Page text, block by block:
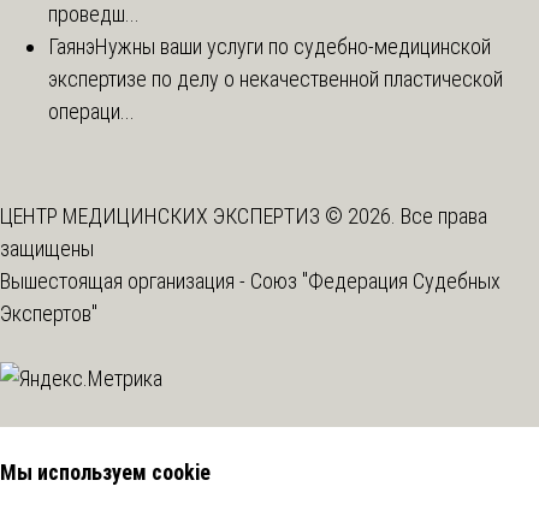
проведш...
ГаянэНужны ваши услуги по судебно-медицинской
экспертизе по делу о некачественной пластической
операци...
ЦЕНТР МЕДИЦИНСКИХ ЭКСПЕРТИЗ © 2026. Все права
защищены
Вышестоящая организация - Союз "Федерация Судебных
Экспертов"
Мы используем cookie